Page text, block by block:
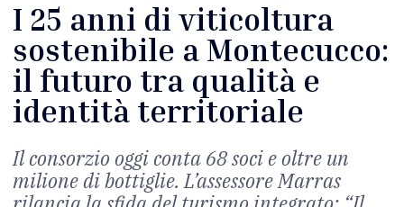
I 25 anni di viticoltura
sostenibile a Montecucco:
il futuro tra qualità e
identità territoriale
Il consorzio oggi conta 68 soci e oltre un
milione di bottiglie. L’assessore Marras